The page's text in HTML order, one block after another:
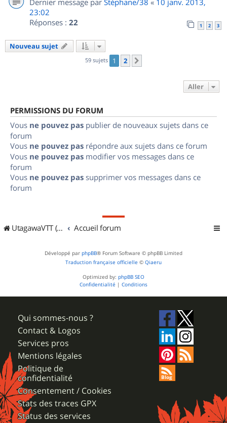
Dernier message par Stéphane/38 « 10 janv. 2013,
23:02
Réponses : 22 1 2 3
Nouveau sujet
59 sujets 1 2
Aller
PERMISSIONS DU FORUM
Vous ne pouvez pas publier de nouveaux sujets dans ce
forum
Vous ne pouvez pas répondre aux sujets dans ce forum
Vous ne pouvez pas modifier vos messages dans ce
forum
Vous ne pouvez pas supprimer vos messages dans ce
forum
UtagawaVTT (Randos VTT et VTTAE avec traces GPS) Accueil forum
Développé par phpBB® Forum Software © phpBB Limited
Traduction française officielle © Qiaeru
Optimized by: phpBB SEO
Confidentialité | Conditions
Qui sommes-nous ?
Contact & Logos
Services pros
Mentions légales
Politique de
confidentialité
Consentement / Cookies
Stats des traces GPX
Status des services